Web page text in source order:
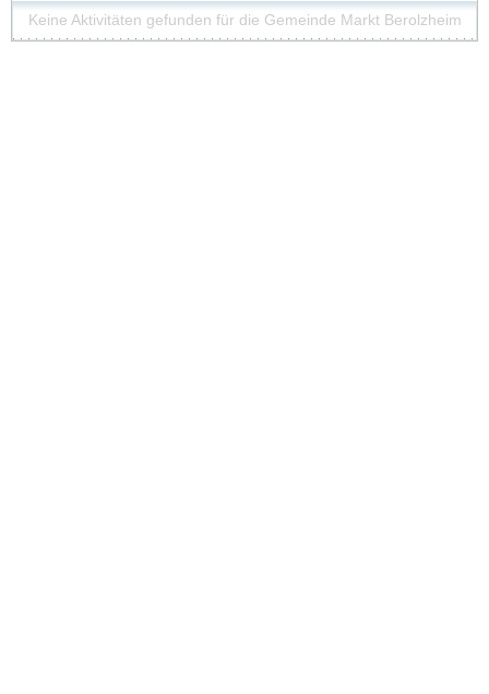
Keine Aktivitäten gefunden für die Gemeinde Markt Berolzheim